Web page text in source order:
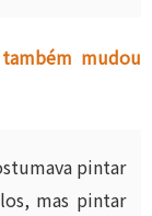
mudou
pintar
mas pintar